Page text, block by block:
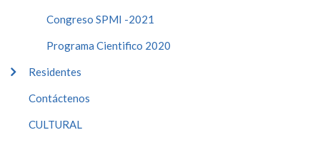
Congreso SPMI -2021
Programa Cientifico 2020
Residentes
Contáctenos
CULTURAL